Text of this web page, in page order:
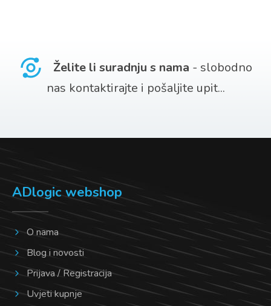
Želite li suradnju s nama - slobodno
nas kontaktirajte i pošaljite upit...
ADlogic webshop
O nama
Blog i novosti
Prijava / Registracija
Uvjeti kupnje